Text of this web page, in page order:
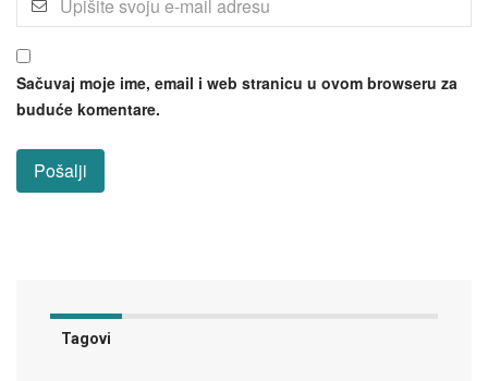
Sačuvaj moje ime, email i web stranicu u ovom browseru za
buduće komentare.
Tagovi